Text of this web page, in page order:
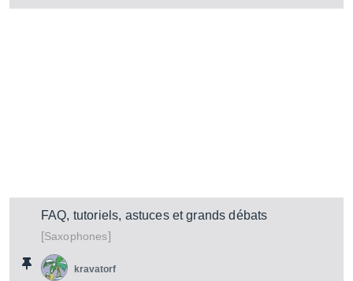
FAQ, tutoriels, astuces et grands débats
[Saxophones]
kravatorf